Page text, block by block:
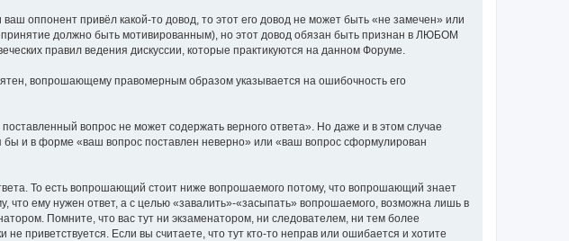
оппонент привёл какой-то довод, то этот его довод не может быть «не замечен» или
должно быть мотивированным), но этот довод обязан быть признан в ЛЮБОМ
правил ведения дискуссии, которые практикуются на данном Форуме.
вопрошающему правомерным образом указывается на ошибочность его
вопрос не может содержать верного ответа». Но даже и в этом случае
и в форме «ваш вопрос поставлен неверно» или «ваш вопрос сформулирован
То есть вопрошающий стоит ниже вопрошаемого потому, что вопрошающий знает
ему нужен ответ, а с целью «завалить»-«засыпать» вопрошаемого, возможна лишь в
Помните, что вас тут ни экзаменатором, ни следователем, ни тем более
приветствуется. Если вы считаете, что тут кто-то неправ или ошибается и хотите